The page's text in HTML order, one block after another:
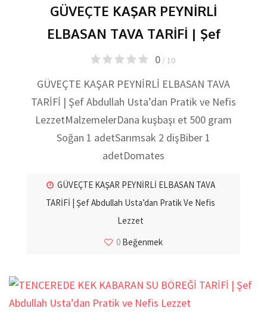
GÜVEÇTE KAŞAR PEYNİRLİ
ELBASAN TAVA TARİFİ | Şef
0/ 10
GÜVEÇTE KAŞAR PEYNİRLİ ELBASAN TAVA
TARİFİ | Şef Abdullah Usta’dan Pratik ve Nefis
LezzetMalzemelerDana kuşbaşı et 500 gram
Soğan 1 adetSarımsak 2 dişBiber 1
adetDomates
GÜVEÇTE KAŞAR PEYNİRLİ ELBASAN TAVA
TARİFİ | Şef Abdullah Usta’dan Pratik Ve Nefis
Lezzet
0 Beğenmek